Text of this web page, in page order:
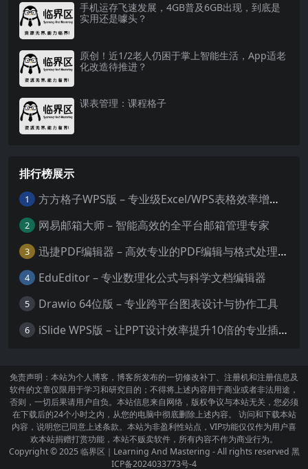
手机运存飞速发展，4GB普及6GB出现，到底是
实用还是噱头？
原创！近1/2老人仍困于掌上智能生活，App适老
化改造待推进？
课表管理：课程格子
排行榜展示
1 方方格子WPS版 – 专业级Excel/WPS表格效率增强插件
2 网易邮箱大师 – 智能高效的全平台邮箱管理专家
3 迅捷PDF编辑器 – 高效专业的PDF编辑与格式处理工具
4 EduEditor – 专业数理化公式与科学文档编辑器
5 Drawio 64位版 – 专业跨平台图表设计与协作工具
6 iSlide WPS版 – 让PPT设计效率提升10倍的专业插件
免责声明：本站为个人博客，博客所发布的一切修改补丁、注册机和注册信息及
软件的文章仅限用于学习和研究目的；不得将上述内容用于商业或者非法用途，
否则，一切后果请用户自负。本站信息来自网络，版权争议与本站无关，您必须
在下载后的24个小时之内，从您的电脑中彻底删除上述内容。 访问和下载本站
内容，说明您已同意上述条款。本站为非盈利性站点，VIP功能仅仅作为用户喜
欢本站捐赠打赏功能，本站不贩卖软件，所有内容不作为商业行为。
Copyright © 2025临界区｜Learning And Mastering - All rights reserved 黑
ICP备2024033773号-4